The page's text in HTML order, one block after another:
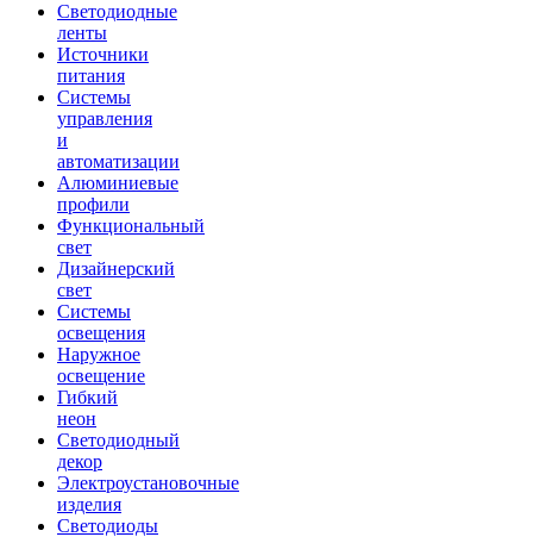
Светодиодные
ленты
Источники
питания
Системы
управления
и
автоматизации
Алюминиевые
профили
Функциональный
свет
Дизайнерский
свет
Системы
освещения
Наружное
освещение
Гибкий
неон
Светодиодный
декор
Электроустановочные
изделия
Светодиоды